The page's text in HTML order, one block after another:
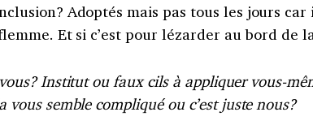
Adoptés mais pas tous les jours
Et si c’est pour lézarder au bord de
Institut ou faux cils à appliquer vous-
vous semble compliqué ou c’est juste nous?